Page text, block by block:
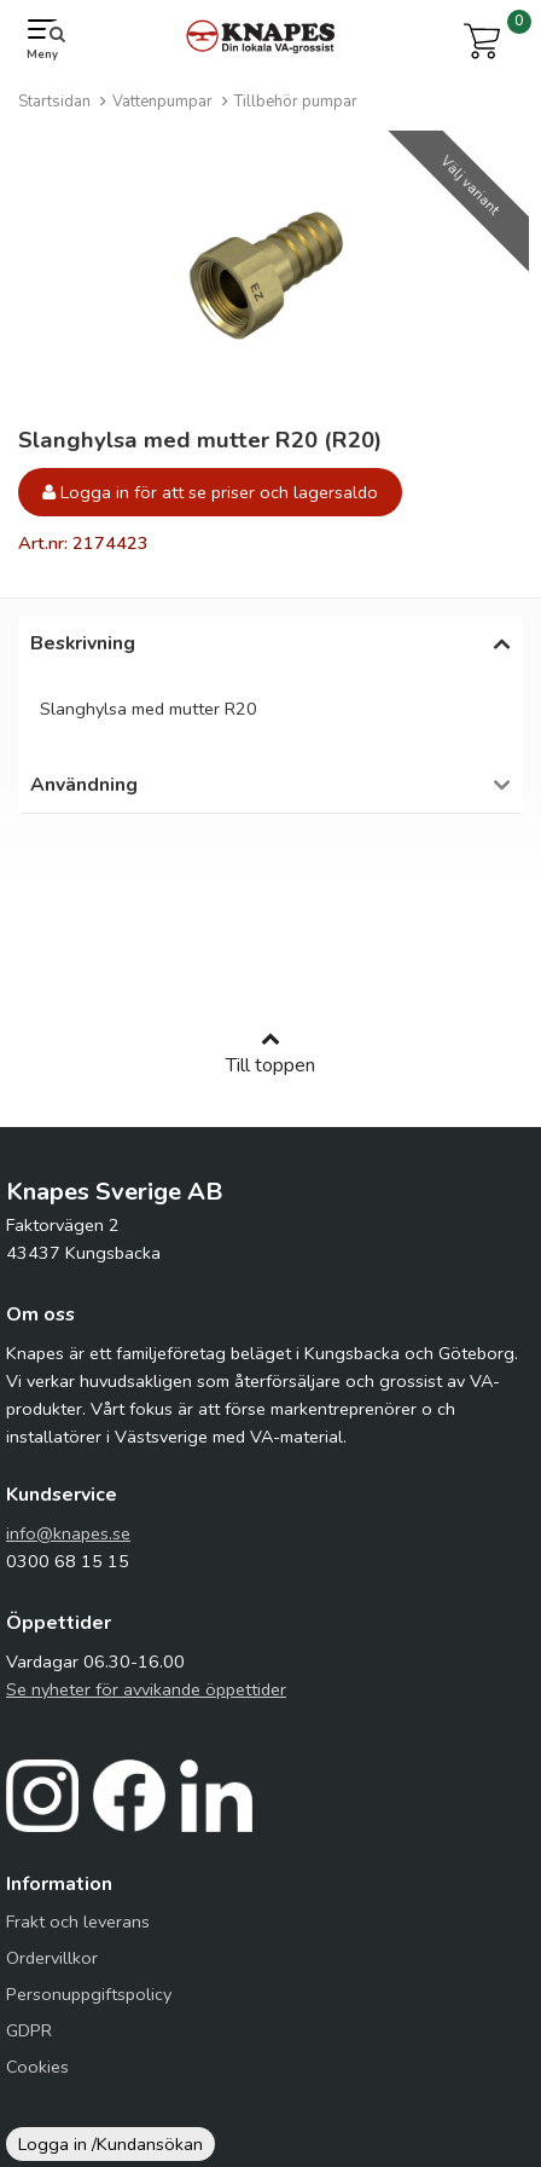
Meny
0
Startsidan Vattenpumpar Tillbehör pumpar
Välj variant
Slanghylsa med mutter R20 (R20)
Logga in för att se priser och lagersaldo
Art.nr: 2174423
Beskrivning
Slanghylsa med mutter R20
Användning
Till toppen
Knapes Sverige AB
Faktorvägen 2
43437 Kungsbacka
Om oss
Knapes är ett familjeföretag beläget i Kungsbacka och Göteborg.
Vi verkar huvudsakligen som återförsäljare och grossist av VA-
produkter. Vårt fokus är att förse markentreprenörer o ch
installatörer i Västsverige med VA-material.
Kundservice
info@knapes.se
0300 68 15 15
Öppettider
Vardagar 06.30-16.00
Se nyheter för avvikande öppettider
Information
Frakt och leverans
Ordervillkor
Personuppgiftspolicy
GDPR
Cookies
Logga in /Kundansökan